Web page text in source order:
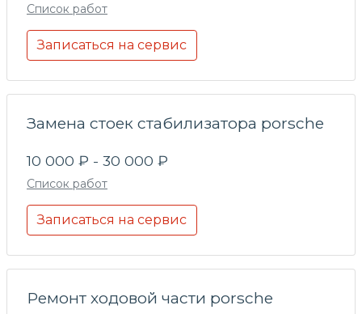
Список работ
Записаться на сервис
Замена стоек стабилизатора porsche
10 000 ₽ - 30 000 ₽
Список работ
Записаться на сервис
Ремонт ходовой части porsche